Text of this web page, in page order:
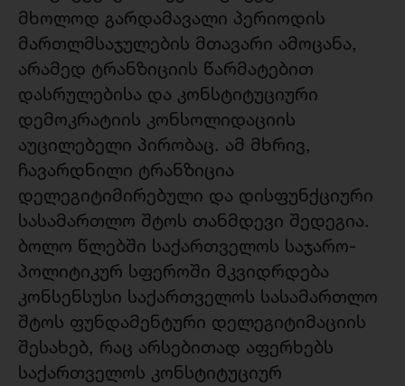
მხოლოდ გარდამავალი პერიოდის
მართლმსაჯულების მთავარი ამოცანა,
არამედ ტრანზიციის წარმატებით
დასრულებისა და კონსტიტუციური
დემოკრატიის კონსოლიდაციის
აუცილებელი პირობაც. ამ მხრივ,
ჩავარდნილი ტრანზიცია
დელეგიტიმირებული და დისფუნქციური
სასამართლო შტოს თანმდევი შედეგია.
ბოლო წლებში საქართველოს საჯარო-
პოლიტიკურ სფეროში მკვიდრდება
კონსენსუსი საქართველოს სასამართლო
შტოს ფუნდამენტური დელეგიტიმაციის
შესახებ, რაც არსებითად აფერხებს
საქართველოს კონსტიტუციურ